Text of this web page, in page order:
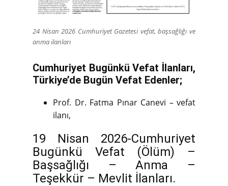
24 Nisan 2026 Cumhuriyet Gazetesi vefat, başsağlığı ve
anma ilanları
Cumhuriyet Bugünkü Vefat İlanları,
Türkiye’de Bugün Vefat Edenler;
Prof. Dr. Fatma Pınar Canevi – vefat
ilanı,
19 Nisan 2026-Cumhuriyet
Bugünkü Vefat (Ölüm) –
Başsağlığı – Anma –
Teşekkür – Mevlit İlanları.